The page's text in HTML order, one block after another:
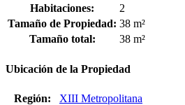
Habitaciones:
2
Tamaño de Propiedad: 38 m²
Tamaño total:
38 m²
Ubicación de la Propiedad
Región:
XIII Metropolitana